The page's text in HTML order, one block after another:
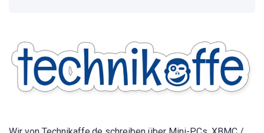
für
alle
Geräte
2026